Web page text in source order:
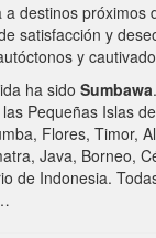
destinos próximos
satisfacción y
y
ha sido Sumbawa
Pequeñas Islas
Flores, Timor,
Java, Borneo,
de Indonesia.